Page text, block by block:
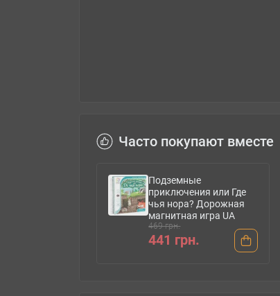
Часто покупают вместе
Подземные
приключения или Где
чья нора? Дорожная
магнитная игра UA
469 грн.
441 грн.